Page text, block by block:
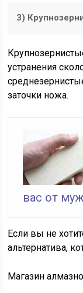
3)
устранения
заточки ножа.
вас от
Если вы не
альтернатива,
Магазин